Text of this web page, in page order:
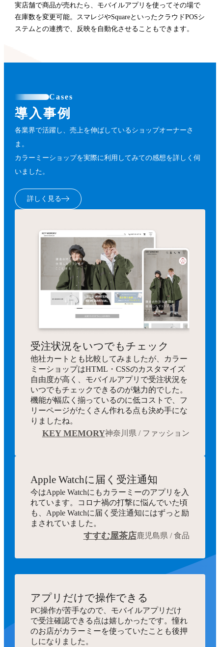
実店舗で商品が売れたら、モバイルアプリを使ってその場で
在庫数を変更可能。スマレジやSquareといったクラウドPOSシ
ステムとの連携で、反映を自動化させることもできます。
Cases
導入事例
各業界で活躍し、売上を伸ばしているショップオーナーさ
ま。
カラーミーショップを実際に利用してみての感想を詳しく伺
いました。
詳しく見る
受注状況をいつでもチェック
他社カートとも比較してみましたが、カラー
ミーショップはHTML・CSSのカスタマイズ
自由度が高く、モバイルアプリで受注状況を
いつでもチェックできるのが魅力的でした。
機能が幅広く揃っているのに低コストで、フ
リーページがたくさん作れる点も決め手にな
りましたね。
KEY MEMORY神奈川県 / ファッション
Apple Watchに届く受注通知
今はApple Watchにもカラーミーのアプリを入
れています。コロナ禍の打撃に悩んでいた頃
も、Apple Watchに届く受注通知にはずっと励
まされていました。
すすむ屋茶店鹿児島県 / 食品
アプリだけで操作できる
PC操作が苦手なので、モバイルアプリだけ
で受注確認できる点は嬉しかったです。憧れ
のお店がカラーミーを使っていたことも後押
しになりました。